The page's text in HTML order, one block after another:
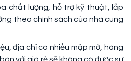
chất lượng, hỗ trợ kỹ thuật, lắp
theo chính sách của nhà cung
địa chỉ có nhiều mập mờ, hàng